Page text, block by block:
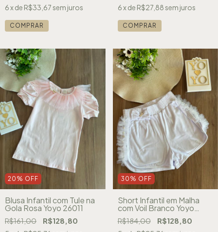
6x de R$33,67sem juros
COMPRAR
6x de R$27,88sem juros
COMPRAR
20 % OFF
Blusa Infantil com Tule na
Gola Rosa Yoyo 26011
R$161,00 R$128,80
30 % OFF
Short Infantil em Malha
com Voil Branco Yoyo
26036
R$184,00 R$128,80